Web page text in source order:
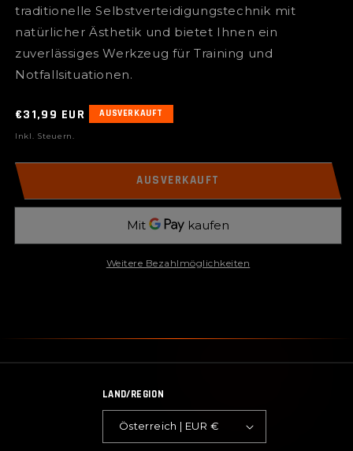
traditionelle Selbstverteidigungstechnik mit
natürlicher Ästhetik und bietet Ihnen ein
zuverlässiges Werkzeug für Training und
Notfallsituationen.
Normaler
Preis
€31,99 EUR AUSVERKAUFT
Inkl. Steuern.
AUSVERKAUFT
Weitere Bezahlmöglichkeiten
LAND/REGION
Österreich | EUR €